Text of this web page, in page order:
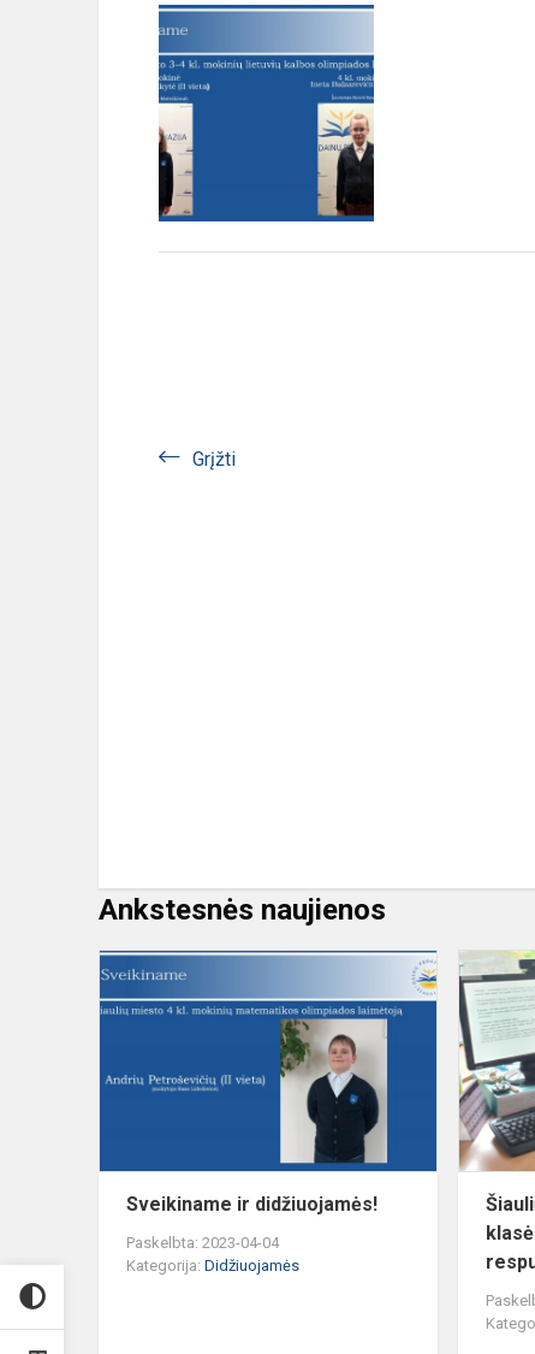
Grįžti
Ankstesnės naujienos
Sveikiname
ir
Sveikiname ir didžiuojamės!
Paskelbta: 2023-04-04
Kategorija: Didžiuojamės